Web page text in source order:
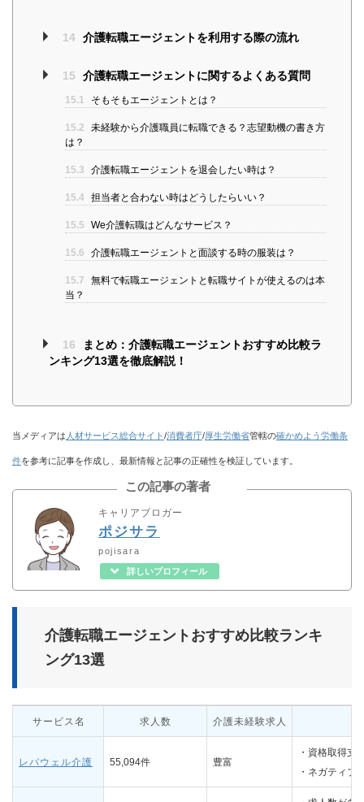
14 介護転職エージェントを利用する際の流れ
15 介護転職エージェントに関するよくある質問
15.1 そもそもエージェントとは？
15.2
未経験から介護職員に転職できる？志望動機の書き方
は？
15.3 介護転職エージェントを退会したい時は？
15.4 担当者と合わない時はどうしたらいい？
15.5 We介護転職はどんなサービス？
15.6 介護転職エージェントと面談する時の服装は？
15.7
無料で転職エージェントと転職サイトが使えるのは本
当？
16
まとめ：介護転職エージェントおすすめ比較ラ
ンキング13選を徹底解説！
当メディアは 人材サービス総合サイト /消費者庁/厚生労働省管轄の確かめよう労働条
件を参考に記事を作成し、最新情報と記事の正確性を検証しています。
この記事の著者
キャリアブロガー
ポジサラ
pojisara
詳しいプロフィール
介護転職エージェントおすすめ比較ランキ
ング13選
サービス名 求人数 介護未経験求人
レバウェル介護 55,094件 豊富
・資格取得支
・ネガティブ